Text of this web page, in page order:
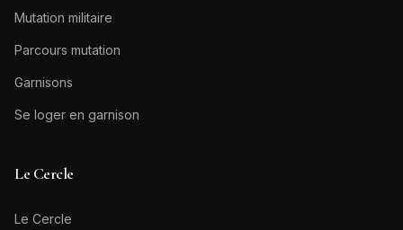
Mutation militaire
Parcours mutation
Garnisons
Se loger en garnison
Le Cercle
Le Cercle